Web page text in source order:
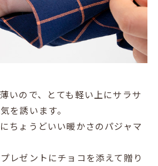
いので、とても軽い上にサラサ
を誘います。
ちょうどいい暖かさのパジャマ
レゼントにチョコを添えて贈り